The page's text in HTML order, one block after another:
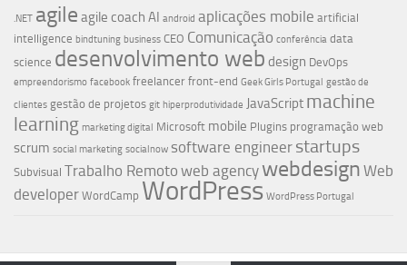
.NET agile agile coach AI android aplicações mobile artificial
intelligence bindtuning business CEO Comunicação conferência data
science desenvolvimento web design DevOps
empreendorismo facebook freelancer front-end Geek Girls Portugal gestão de
clientes gestão de projetos git hiperprodutividade JavaScript machine
learning marketing digital Microsoft mobile Plugins programação web
scrum social marketing socialnow software engineer startups
Subvisual Trabalho Remoto web agency webdesign Web
developer WordCamp WordPress WordPress Portugal